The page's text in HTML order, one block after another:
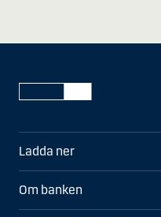
Ladda ner
Om banken